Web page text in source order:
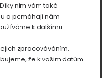
nim vám také
a pomáhají nám
k dalšímu
zpracováváním.
že k vašim datům
se značkou kvality Jeseníky
ořechů na zahnání chuti i
co se skrývá v kouzelné
o fous níž!